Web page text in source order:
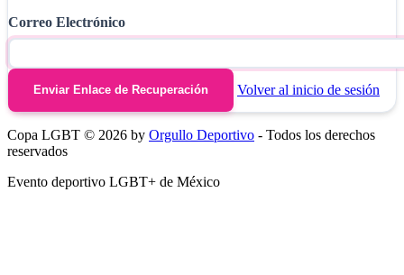
Correo Electrónico
Enviar Enlace de Recuperación Volver al inicio de sesión
Copa LGBT © 2026 by Orgullo Deportivo - Todos los derechos
reservados
Evento deportivo LGBT+ de México